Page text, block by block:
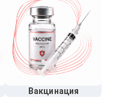
Вакцинация